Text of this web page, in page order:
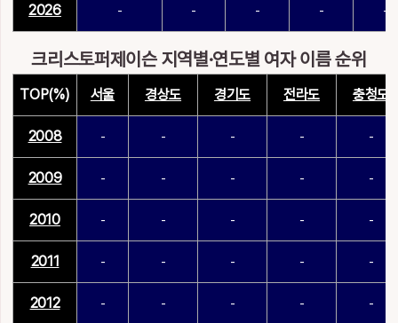
2026 - - - - -
크리스토퍼제이슨 지역별·연도별 여자 이름 순위
TOP(%) 서울 경상도 경기도 전라도 충청도
2008 - - - - -
2009 - - - - -
2010 - - - - -
2011 - - - - -
2012 - - - - -